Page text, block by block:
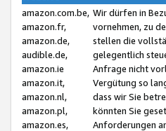
amazon.com.be,
amazon.fr,
amazon.de,
audible.de,
amazon.ie
amazon.it,
amazon.nl,
amazon.pl,
amazon.es,
Wir dürfen in
vornehmen, zu
stellen die
gelegentlich
Anfrage nicht
Vergütung so
dass wir Sie
könnten Sie
Anforderungen